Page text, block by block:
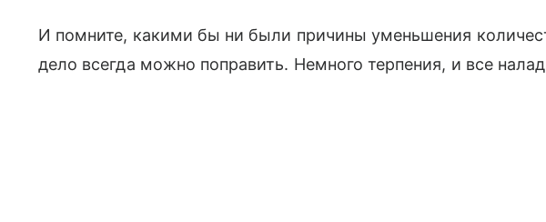
И помните, какими бы ни были причины уменьшения
дело всегда можно поправить. Немного терпения, и все